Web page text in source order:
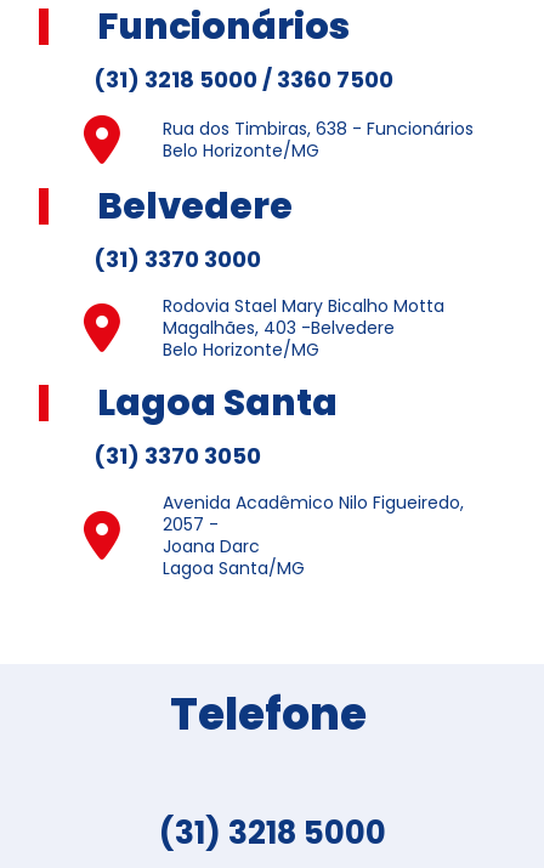
Funcionários
(31) 3218 5000 / 3360 7500
Rua dos Timbiras, 638 - Funcionários
Belo Horizonte/MG
Belvedere
(31) 3370 3000
Rodovia Stael Mary Bicalho Motta
Magalhães, 403 -Belvedere
Belo Horizonte/MG
Lagoa Santa
(31) 3370 3050
Avenida Acadêmico Nilo Figueiredo,
2057 -
Joana Darc
Lagoa Santa/MG
Telefone
(31) 3218 5000